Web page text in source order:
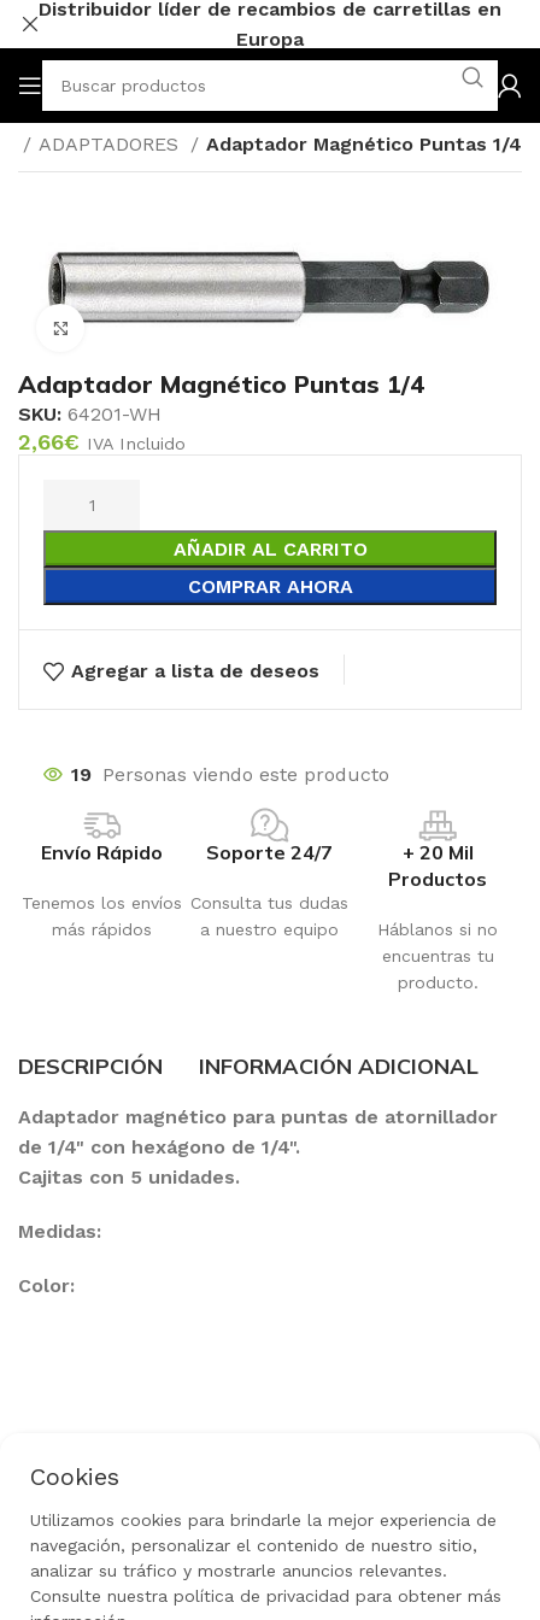
ADAPTADORES Adaptador Magnético Puntas 1/4
Click to enlarge
Adaptador Magnético Puntas 1/4
SKU: 64201-WH
2,66€ IVA Incluido
AÑADIR AL CARRITO
COMPRAR AHORA
Agregar a lista de deseos
19 Personas viendo este producto
Envío Rápido
Tenemos los envíos
más rápidos
Soporte 24/7
Consulta tus dudas
a nuestro equipo
+ 20 Mil
Productos
Háblanos si no
encuentras tu
producto.
DESCRIPCIÓN INFORMACIÓN ADICIONAL
Adaptador magnético para puntas de atornillador
de 1/4" con hexágono de 1/4".
Cajitas con 5 unidades.
Medidas:
Color:
Política de Privacidad
Política de Devoluciones
Rediseñado porgow.tech|Todos los derechos
reservados 2024
Distribuidor líder de recambios de carretillas en
Europa
Cookies
Utilizamos cookies para brindarle la mejor experiencia de
navegación, personalizar el contenido de nuestro sitio,
analizar su tráfico y mostrarle anuncios relevantes.
Consulte nuestra política de privacidad para obtener más